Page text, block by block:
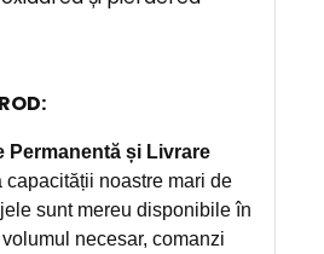
Permanentă și Livrare
capacității noastre mari de
sunt mereu disponibile în
necesar, comanzi